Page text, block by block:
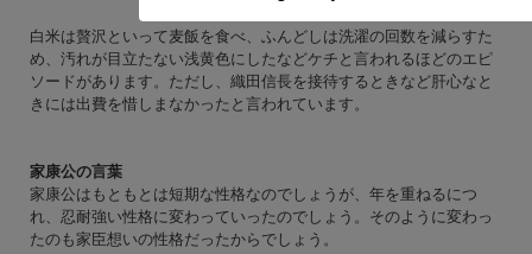
白米は贅沢といって麦飯を食べ、ふんどしは洗濯の回数を減らすた
め、汚れが目立たない浅黄色にしたなどケチと言われるほどのエピ
ソードがあります。ただし、織田信長を接待するときなど肝心なと
きには出費を惜しまなかったと言われています。
家康公の言葉
家康公はもともとは短期な性格なのでしょうが、年を重ねるにつ
れ、忍耐強い性格に変わっていったのでしょう。そのように変わっ
たのも家臣想いの性格だったからでしょう。